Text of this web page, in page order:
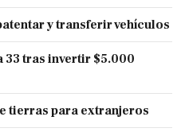
y transferir vehículos
33 tras invertir $5.000
tierras para extranjeros